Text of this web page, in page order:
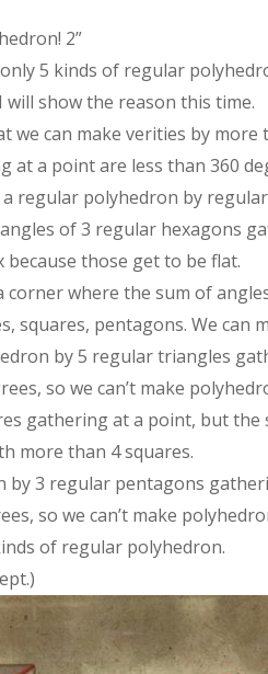
2”
5 kinds of regular
show the reason this time.
we can make verities by
a point are less than 360
regular polyhedron by
of 3 regular hexagons
because those get to be flat.
corner where the sum of
squares, pentagons. We
by 5 regular triangles
so we can’t make
gathering at a point, but
more than 4 squares.
by 3 regular pentagons
so we can’t make
of regular polyhedron.